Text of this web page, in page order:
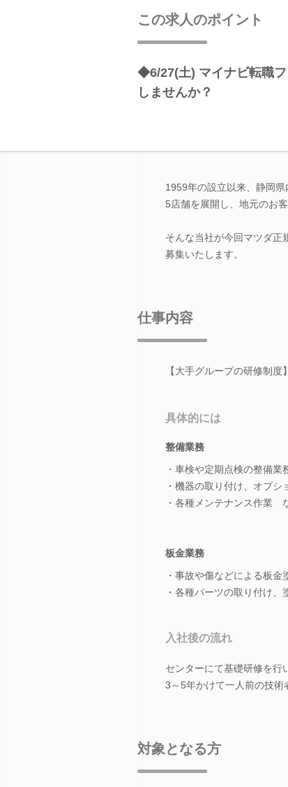
この求人のポイント
◆6/27(土) マイナビ転職
しませんか？
1959年の設立以来、静岡
5店舗を展開し、地元のお
そんな当社が今回マツダ正
募集いたします。
仕事内容
【大手グループの研修制
具体的には
整備業務
・車検や定期点検の整備業
・機器の取り付け、オプシ
・各種メンテナンス作業
板金業務
・事故や傷などによる板金
・各種パーツの取り付け
入社後の流れ
センターにて基礎研修を行
3～5年かけて一人前の技術
対象となる方